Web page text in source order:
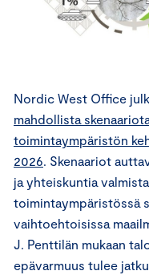
Nordic West Office
mahdollista
toimintaympäristön
2026 . Skenaariot
ja yhteiskuntia
toimintaympäristössä
vaihtoehtoisissa
J. Penttilän mukaan
epävarmuus tulee